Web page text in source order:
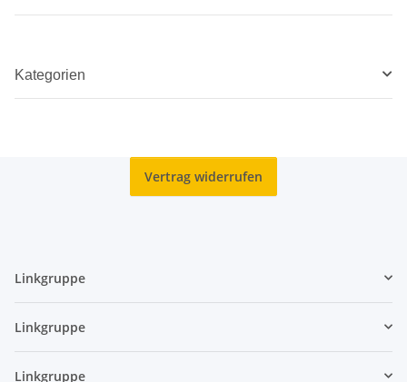
Kategorien
Vertrag widerrufen
Linkgruppe
Linkgruppe
Linkgruppe